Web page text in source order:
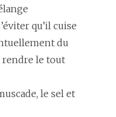
qu’il cuise
du
rendre le tout
le sel et